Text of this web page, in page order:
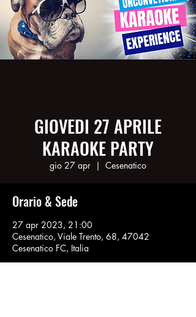
GIOVEDI 27 APRILE
KARAOKE PARTY
gio 27 apr
  |
Cesenatico
Orario & Sede
27 apr 2023, 21:00
Cesenatico, Viale Trento, 68, 47042
Cesenatico FC, Italia